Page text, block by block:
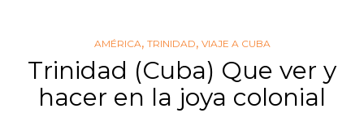
AMÉRICA, TRINIDAD, VIAJE A CUBA
Trinidad (Cuba) Que ver y
hacer en la joya colonial